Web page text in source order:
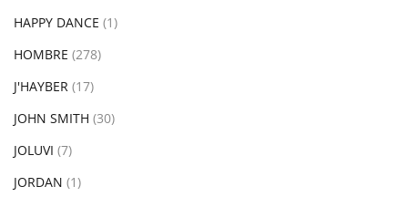
HAPPY DANCE (1)
HOMBRE (278)
J'HAYBER (17)
JOHN SMITH (30)
JOLUVI (7)
JORDAN (1)